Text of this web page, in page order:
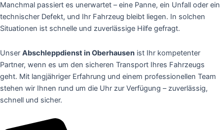
Manchmal passiert es unerwartet – eine Panne, ein Unfall oder ein
technischer Defekt, und Ihr Fahrzeug bleibt liegen. In solchen
Situationen ist schnelle und zuverlässige Hilfe gefragt.
Unser Abschleppdienst in Oberhausen ist Ihr kompetenter
Partner, wenn es um den sicheren Transport Ihres Fahrzeugs
geht. Mit langjähriger Erfahrung und einem professionellen Team
stehen wir Ihnen rund um die Uhr zur Verfügung – zuverlässig,
schnell und sicher.